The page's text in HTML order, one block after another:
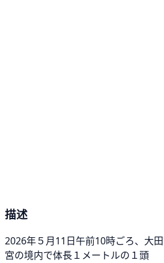
描述
2026年５月11日午前10時ごろ、大
宮の境内で体長１メートルの１頭